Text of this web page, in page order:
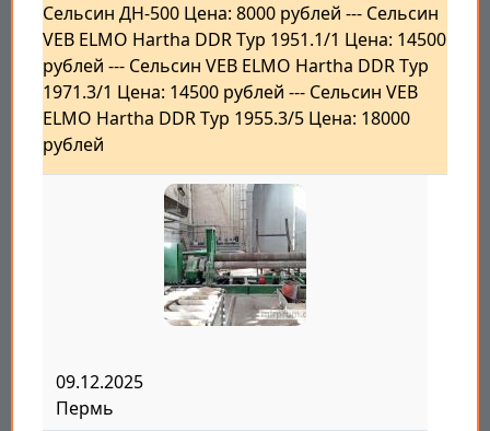
Сельсин ДН-500 Цена: 8000 рублей --- Сельсин
VEB ELMO Hartha DDR Typ 1951.1/1 Цена: 14500
рублей --- Сельсин VEB ELMO Hartha DDR Typ
1971.3/1 Цена: 14500 рублей --- Сельсин VEB
ELMO Hartha DDR Typ 1955.3/5 Цена: 18000
рублей
09.12.2025
Пермь